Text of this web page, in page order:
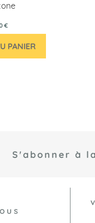
€
PANIER
S'abonner à